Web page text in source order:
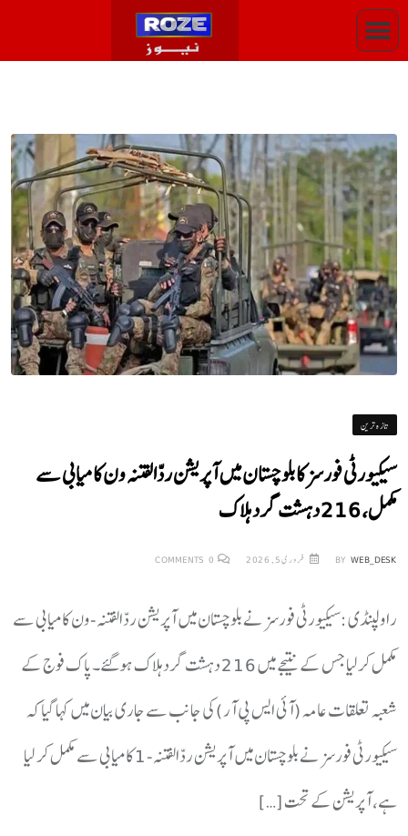
تازہ ترین
سیکیورٹی فورسز کا بلوچستان میں آپریشن ردّالفتنہ ون کامیابی سے
مکمل، 216 دہشت گرد ہلاک
BY WEB_DESK فروری 5, 2026 0
راولپنڈی :سیکیورٹی فورسز نے بلوچستان میں آپریشن ردّالفتنہ-ون کامیابی سے
مکمل کرلیا جس کے نتیجے میں 216 دہشت گرد ہلاک ہوگئے۔پاک فوج کے
شعبہ تعلقات عامہ (آئی ایس پی آر) کی جانب سے جاری بیان میں کہا گیا کہ
سیکیورٹی فورسز نے بلوچستان میں آپریشن ردّالفتنہ-1 کامیابی سے مکمل کر لیا
ہے، آپریشن کے تحت […]